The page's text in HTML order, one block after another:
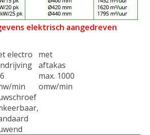
elektrisch aangedreven
electro
min
met
aftakas
max. 1000
omw/min